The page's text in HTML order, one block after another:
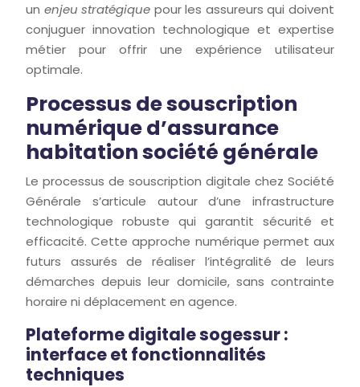
un enjeu stratégique pour les assureurs qui doivent
conjuguer innovation technologique et expertise
métier pour offrir une expérience utilisateur
optimale.
Processus de souscription
numérique d’assurance
habitation société générale
Le processus de souscription digitale chez Société
Générale s’articule autour d’une infrastructure
technologique robuste qui garantit sécurité et
efficacité. Cette approche numérique permet aux
futurs assurés de réaliser l’intégralité de leurs
démarches depuis leur domicile, sans contrainte
horaire ni déplacement en agence.
Plateforme digitale sogessur :
interface et fonctionnalités
techniques